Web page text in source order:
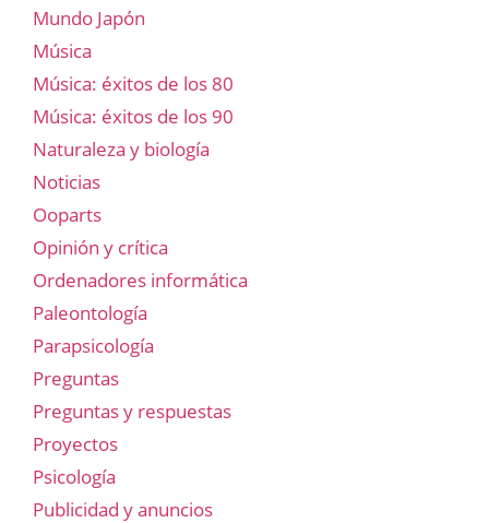
Mundo Japón
Música
Música: éxitos de los 80
Música: éxitos de los 90
Naturaleza y biología
Noticias
Ooparts
Opinión y crítica
Ordenadores informática
Paleontología
Parapsicología
Preguntas
Preguntas y respuestas
Proyectos
Psicología
Publicidad y anuncios